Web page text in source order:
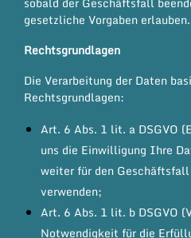
gesetzliche Vorgaben erlauben.
Rechtsgrundlagen
Die Verarbeitung der Daten
Rechtsgrundlagen:
Art. 6 Abs. 1 lit. a DSGVO
uns die Einwilligung Ihre
weiter für den
verwenden;
Art. 6 Abs. 1 lit. b DSGVO
Notwendigkeit für die